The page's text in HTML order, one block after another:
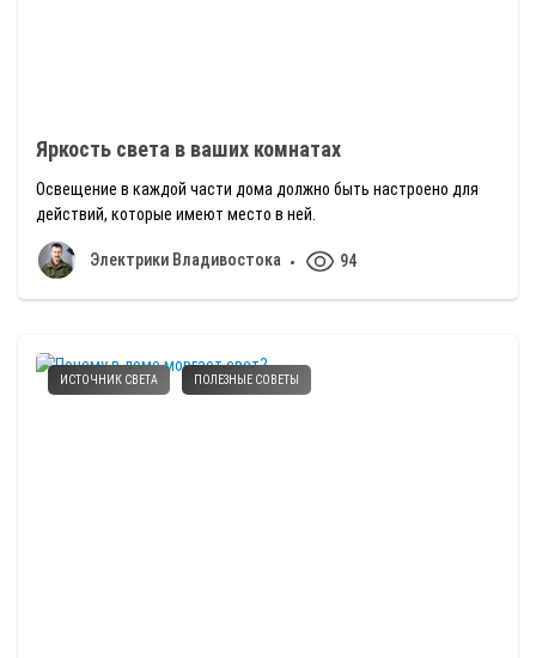
Яркость света в ваших комнатах
Освещение в каждой части дома должно быть настроено для
действий, которые имеют место в ней.
Электрики Владивостока 94
ИСТОЧНИК СВЕТА ПОЛЕЗНЫЕ СОВЕТЫ